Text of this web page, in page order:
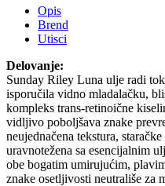
Opis
Brend
Utisci
Delovanje:
Sunday Riley Luna ulje radi
isporučila vidno mladalačku,
kompleks trans-retinoične
vidljivo poboljšava znake
neujednačena tekstura,
uravnotežena sa esencijalnim
obe bogatim umirujućim,
znake osetljivosti neutrališe za